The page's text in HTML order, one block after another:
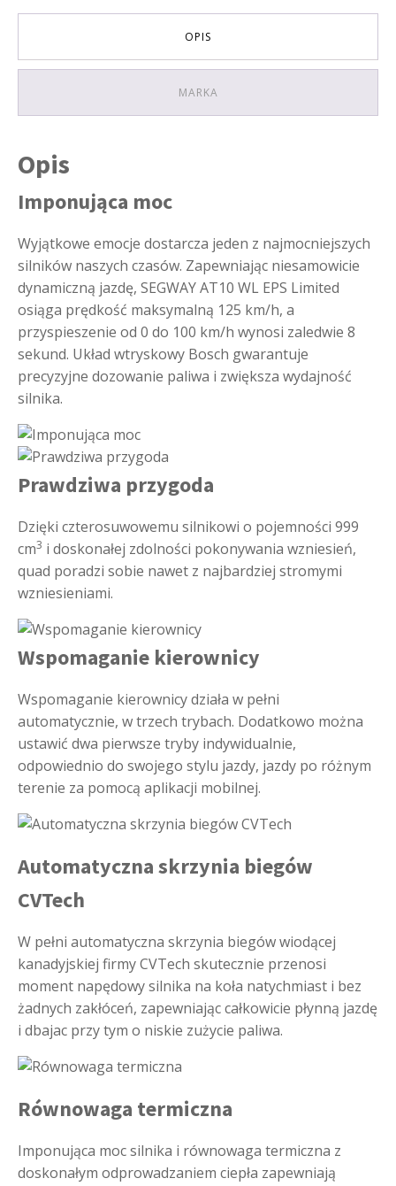
KOLOR
OPIS
MARKA
Opis
Imponująca moc
Wyjątkowe emocje dostarcza jeden z najmocniejszych
silników naszych czasów. Zapewniając niesamowicie
dynamiczną jazdę, SEGWAY AT10 WL EPS Limited
osiąga prędkość maksymalną 125 km/h, a
przyspieszenie od 0 do 100 km/h wynosi zaledwie 8
sekund. Układ wtryskowy Bosch gwarantuje
precyzyjne dozowanie paliwa i zwiększa wydajność
silnika.
Prawdziwa przygoda
Dzięki czterosuwowemu silnikowi o pojemności 999
cm3 i doskonałej zdolności pokonywania wzniesień,
quad poradzi sobie nawet z najbardziej stromymi
wzniesieniami.
Wspomaganie kierownicy
Wspomaganie kierownicy działa w pełni
automatycznie, w trzech trybach. Dodatkowo można
ustawić dwa pierwsze tryby indywidualnie,
odpowiednio do swojego stylu jazdy, jazdy po różnym
terenie za pomocą aplikacji mobilnej.
Automatyczna skrzynia biegów
CVTech
W pełni automatyczna skrzynia biegów wiodącej
kanadyjskiej firmy CVTech skutecznie przenosi
moment napędowy silnika na koła natychmiast i bez
żadnych zakłóceń, zapewniając całkowicie płynną jazdę
i dbajac przy tym o niskie zużycie paliwa.
Równowaga termiczna
Imponująca moc silnika i równowaga termiczna z
doskonałym odprowadzaniem ciepła zapewniają